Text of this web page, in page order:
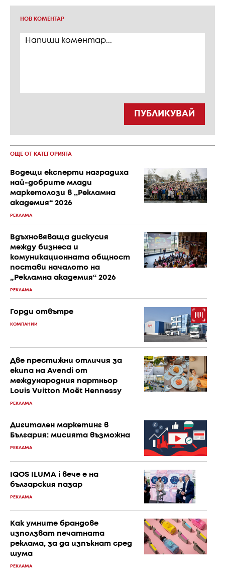
НОВ КОМЕНТАР
ПУБЛИКУВАЙ
ОЩЕ ОТ КАТЕГОРИЯТА
Водещи експерти наградиха
най-добрите млади
маркетолози в ,,Рекламна
академия“ 2026
РЕКЛАМА
Вдъхновяваща дискусия
между бизнеса и
комуникационната общност
постави началото на
„Рекламна академия“ 2026
РЕКЛАМА
Горди отвътре
КОМПАНИИ
Две престижни отличия за
екипа на Avendi от
международния партньор
Louis Vuitton Moët Hennessy
РЕКЛАМА
Дигитален маркетинг в
България: мисията възможна
РЕКЛАМА
IQOS ILUMA i вече е на
българския пазар
РЕКЛАМА
Как умните брандове
използват печатната
реклама, за да изпъкнат сред
шума
РЕКЛАМА